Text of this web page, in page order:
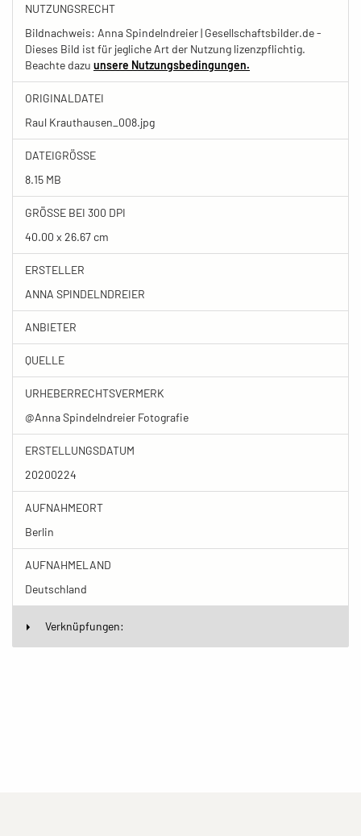
NUTZUNGSRECHT
Bildnachweis: Anna Spindelndreier | Gesellschaftsbilder.de -
Dieses Bild ist für jegliche Art der Nutzung lizenzpflichtig.
Beachte dazu unsere Nutzungsbedingungen.
ORIGINALDATEI
Raul Krauthausen_008.jpg
DATEIGRÖSSE
8.15 MB
GRÖSSE BEI 300 DPI
40.00 x 26.67 cm
ERSTELLER
ANNA SPINDELNDREIER
ANBIETER
QUELLE
URHEBERRECHTSVERMERK
@Anna Spindelndreier Fotografie
ERSTELLUNGSDATUM
20200224
AUFNAHMEORT
Berlin
AUFNAHMELAND
Deutschland
Verknüpfungen: